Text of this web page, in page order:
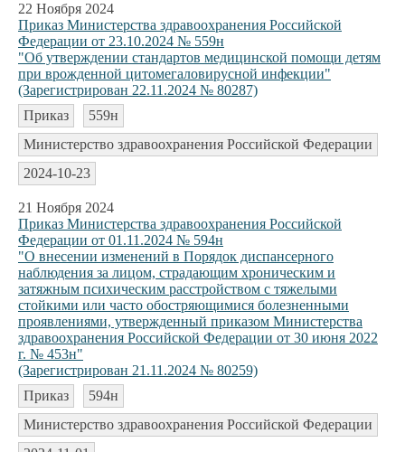
22 Ноября 2024
Приказ Министерства здравоохранения Российской
Федерации от 23.10.2024 № 559н
"Об утверждении стандартов медицинской помощи детям
при врожденной цитомегаловирусной инфекции"
(Зарегистрирован 22.11.2024 № 80287)
Приказ
559н
Министерство здравоохранения Российской Федерации
2024-10-23
21 Ноября 2024
Приказ Министерства здравоохранения Российской
Федерации от 01.11.2024 № 594н
"О внесении изменений в Порядок диспансерного
наблюдения за лицом, страдающим хроническим и
затяжным психическим расстройством с тяжелыми
стойкими или часто обостряющимися болезненными
проявлениями, утвержденный приказом Министерства
здравоохранения Российской Федерации от 30 июня 2022
г. № 453н"
(Зарегистрирован 21.11.2024 № 80259)
Приказ
594н
Министерство здравоохранения Российской Федерации